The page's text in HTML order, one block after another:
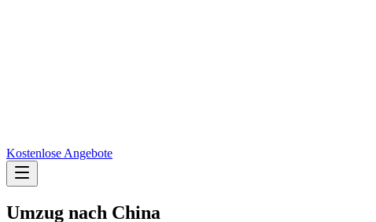
Kostenlose Angebote
Umzug nach China